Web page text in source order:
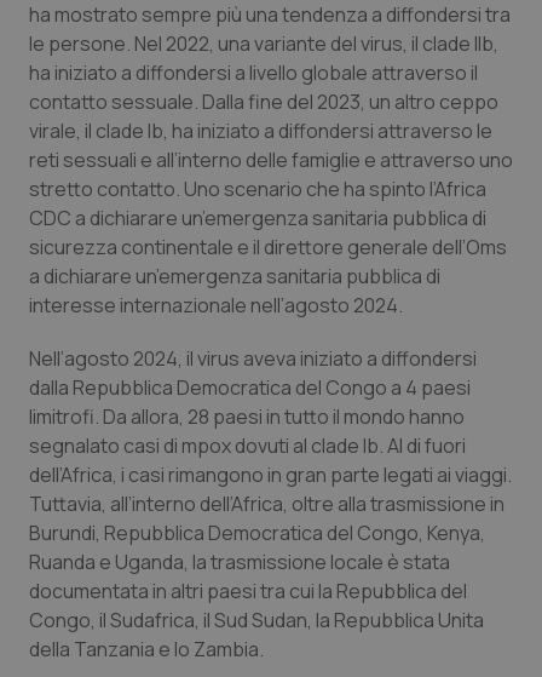
Sicilia
Toscana
Umbria
Valle D’Aosta
Veneto
Neuroscienze & patologie neurodegenerative
Obesità
Oftalmologia
Oncodermatologia
Oncoematologia
Oncologia & Nutrizione
Psoriasi & pelle
Quotidiano Cardiologia
Quotidiano Chirurgia
Quotidiano Oncologia
ha mostrato sempre più una tendenza a diffondersi tra
le persone. Nel 2022, una variante del virus, il clade IIb,
ha iniziato a diffondersi a livello globale attraverso il
contatto sessuale. Dalla fine del 2023, un altro ceppo
virale, il clade Ib, ha iniziato a diffondersi attraverso le
reti sessuali e all’interno delle famiglie e attraverso uno
stretto contatto. Uno scenario che ha spinto l’Africa
CDC a dichiarare un’emergenza sanitaria pubblica di
sicurezza continentale e il direttore generale dell’Oms
a dichiarare un’emergenza sanitaria pubblica di
interesse internazionale nell’agosto 2024.
Nell’agosto 2024, il virus aveva iniziato a diffondersi
dalla Repubblica Democratica del Congo a 4 paesi
limitrofi. Da allora, 28 paesi in tutto il mondo hanno
segnalato casi di mpox dovuti al clade Ib. Al di fuori
dell’Africa, i casi rimangono in gran parte legati ai viaggi.
Tuttavia, all’interno dell’Africa, oltre alla trasmissione in
Burundi, Repubblica Democratica del Congo, Kenya,
Ruanda e Uganda, la trasmissione locale è stata
documentata in altri paesi tra cui la Repubblica del
Congo, il Sudafrica, il Sud Sudan, la Repubblica Unita
della Tanzania e lo Zambia.